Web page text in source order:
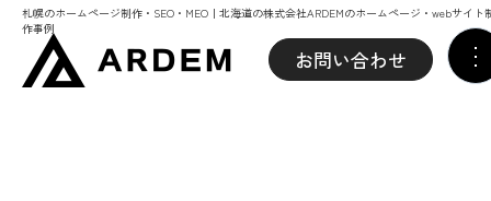
札幌のホームページ制作・SEO・MEO｜北海道の株式会社ARDEMのホームページ・webサイト
作事例
お問い合わせ